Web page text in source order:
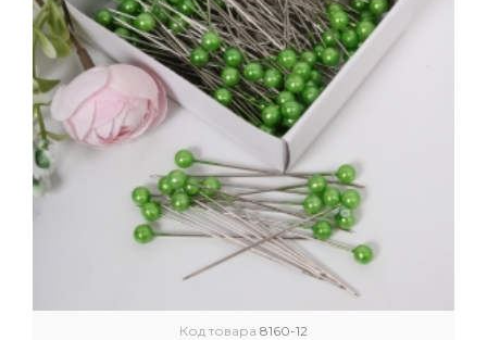
Код товара 8160-12